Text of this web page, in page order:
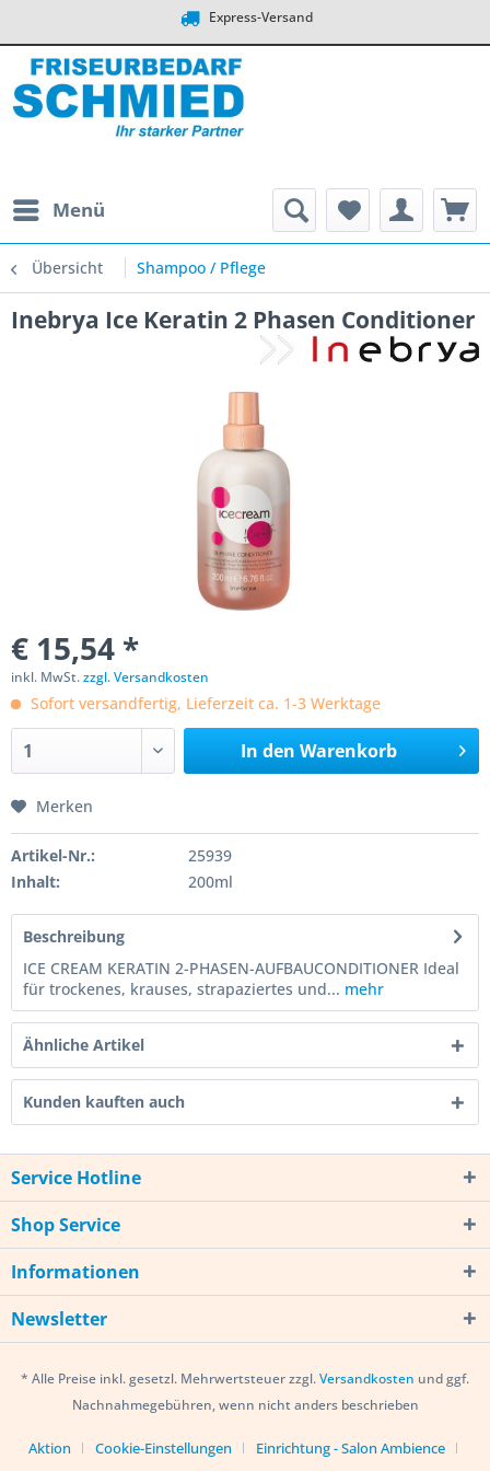
Express-Versand
Menü
Übersicht Shampoo / Pflege
Inebrya Ice Keratin 2 Phasen Conditioner
€ 15,54 *
inkl. MwSt.zzgl. Versandkosten
Sofort versandfertig, Lieferzeit ca. 1-3 Werktage
In den Warenkorb
Merken
Artikel-Nr.:
25939
Inhalt:
200ml
Beschreibung
ICE CREAM KERATIN 2-PHASEN-AUFBAUCONDITIONER Ideal
für trockenes, krauses, strapaziertes und... mehr
Ähnliche Artikel
Kunden kauften auch
Service Hotline
Shop Service
Informationen
Newsletter
* Alle Preise inkl. gesetzl. Mehrwertsteuer zzgl.Versandkosten und ggf.
Nachnahmegebühren, wenn nicht anders beschrieben
Aktion Cookie-Einstellungen Einrichtung - Salon Ambience